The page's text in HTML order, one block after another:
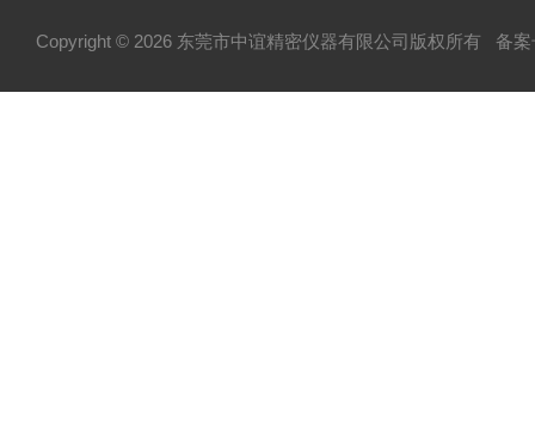
Copyright © 2026 东莞市中谊精密仪器有限公司版权所有 备案